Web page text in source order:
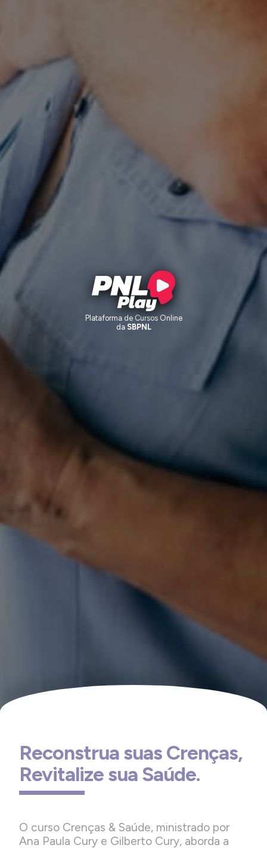
Plataforma de Cursos Online
da SBPNL
Reconstrua suas Crenças,
Revitalize sua Saúde.
O curso Crenças & Saúde, ministrado por
Ana Paula Cury e Gilberto Cury, aborda a